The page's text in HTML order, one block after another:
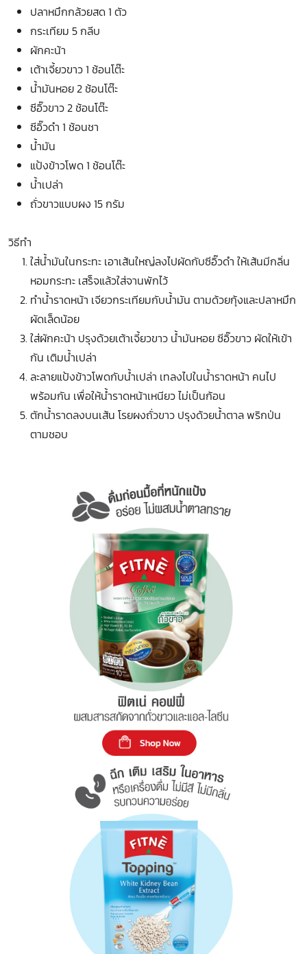
ปลาหมึกกล้วยสด 1 ตัว
กระเทียม 5 กลีบ
ผักคะน้า
เต้าเจี้ยวขาว 1 ช้อนโต๊ะ
น้ำมันหอย 2 ช้อนโต๊ะ
ซีอิ๊วขาว 2 ช้อนโต๊ะ
ซีอิ๊วดำ 1 ช้อนชา
น้ำมัน
แป้งข้าวโพด 1 ช้อนโต๊ะ
น้ำเปล่า
ถั่วขาวแบบผง 15 กรัม
วิธีทำ
ใส่น้ำมันในกระทะ เอาเส้นใหญ่ลงไปผัดกับซีอิ๊วดำ ให้เส้นมีกลิ่น
หอมกระทะ เสร็จแล้วใส่จานพักไว้
ทำน้ำราดหน้า เจียวกระเทียมกับน้ำมัน ตามด้วยกุ้งและปลาหมึก
ผัดเล็ดน้อย
ใส่ผักคะน้า ปรุงด้วยเต้าเจี้ยวขาว น้ำมันหอย ซีอิ๊วขาว ผัดให้เข้า
กัน เติมน้ำเปล่า
ละลายแป้งข้าวโพดกับน้ำเปล่า เทลงไปในน้ำราดหน้า คนไป
พร้อมกัน เพื่อให้น้ำราดหน้าเหนียว ไม่เป็นก้อน
ตักน้ำราดลงบนเส้น โรยผงถั่วขาว ปรุงด้วยน้ำตาล พริกป่น
ตามชอบ